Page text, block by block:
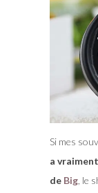
Si mes
a
de Big, le